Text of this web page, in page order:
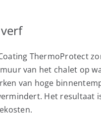
ThermoProtect
van het chalet op
van hoge
Het resultaat